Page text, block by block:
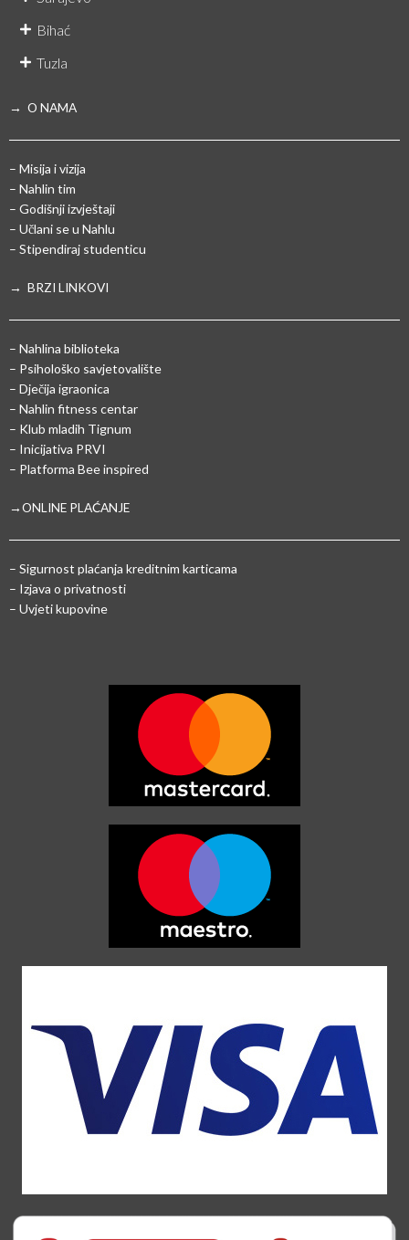
Bihać
Tuzla
→ O NAMA
– Misija i vizija
– Nahlin tim
– Godišnji izvještaji
– Učlani se u Nahlu
– Stipendiraj studenticu
→ BRZI LINKOVI
– Nahlina biblioteka
– Psihološko savjetovalište
– Dječija igraonica
– Nahlin fitness centar
– Klub mladih Tignum
– Inicijativa PRVI
– Platforma Bee inspired
→ONLINE PLAĆANJE
– Sigurnost plaćanja kreditnim karticama
– Izjava o privatnosti
– Uvjeti kupovine